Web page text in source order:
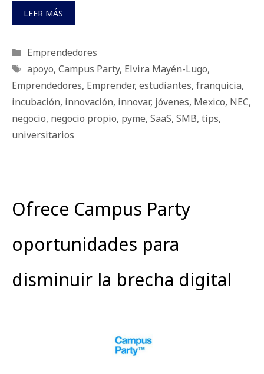
LEER MÁS
Categorías
Emprendedores
Etiquetas
apoyo, Campus Party, Elvira Mayén-Lugo,
Emprendedores, Emprender, estudiantes, franquicia,
incubación, innovación, innovar, jóvenes, Mexico, NEC,
negocio, negocio propio, pyme, SaaS, SMB, tips,
universitarios
Ofrece Campus Party
oportunidades para
disminuir la brecha digital